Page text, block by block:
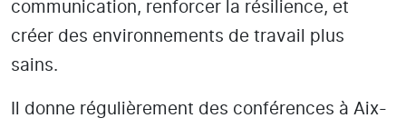
communication, renforcer la résilience, et
créer des environnements de travail plus
sains.
Il donne régulièrement des conférences à Aix-